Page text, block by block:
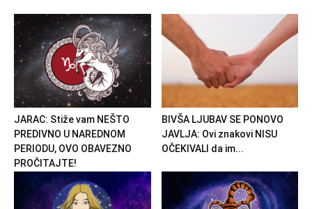
JARAC: Stiže vam NEŠTO
PREDIVNO U NAREDNOM
PERIODU, OVO OBAVEZNO
PROČITAJTE!
BIVŠA LJUBAV SE PONOVO
JAVLJA: Ovi znakovi NISU
OČEKIVALI da im...